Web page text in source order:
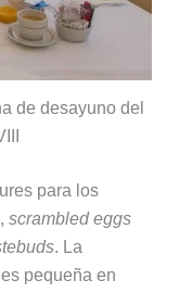
de desayuno del
para los
scrambled eggs
. La
es pequeña en